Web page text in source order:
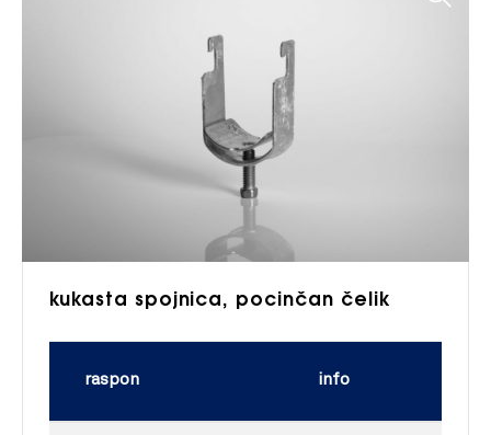
kukasta spojnica, pocinčan čelik
raspon info